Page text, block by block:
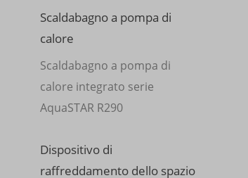
Scaldabagno a pompa di
calore
Scaldabagno a pompa di
calore integrato serie
AquaSTAR R290
Dispositivo di
raffreddamento dello spazio